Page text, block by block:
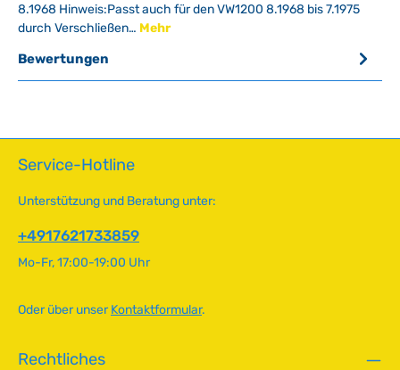
8.1968 Hinweis:Passt auch für den VW1200 8.1968 bis 7.1975
durch Verschließen… Mehr
Bewertungen
Service-Hotline
Unterstützung und Beratung unter:
+4917621733859
Mo-Fr, 17:00-19:00 Uhr
Oder über unserKontaktformular.
Rechtliches